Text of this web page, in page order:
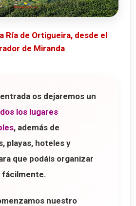
Ría de Ortigueira, desde el
de Miranda
os dejaremos un
los lugares
, además de
playas, hoteles y
que podáis organizar
nuestro